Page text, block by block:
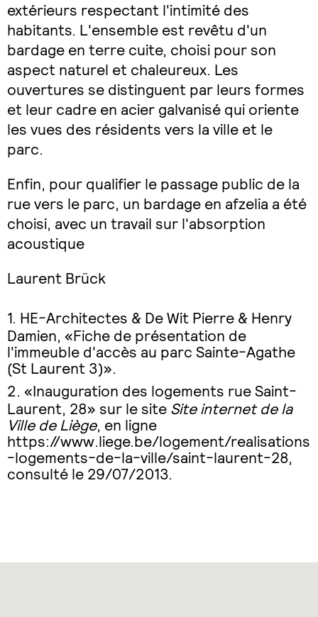
extérieurs respectant l'intimité des
habitants. L'ensemble est revêtu d'un
bardage en terre cuite, choisi pour son
aspect naturel et chaleureux. Les
ouvertures se distinguent par leurs formes
et leur cadre en acier galvanisé qui oriente
les vues des résidents vers la ville et le
parc.
Enfin, pour qualifier le passage public de la
rue vers le parc, un bardage en afzelia a été
choisi, avec un travail sur l'absorption
acoustique
Laurent Brück
HE-Architectes & De Wit Pierre & Henry
Damien, «Fiche de présentation de
l'immeuble d'accès au parc Sainte-Agathe
(St Laurent 3)».
«Inauguration des logements rue Saint-
Laurent, 28» sur le site Site internet de la
Ville de Liège, en ligne
https://www.liege.be/logement/realisations
-logements-de-la-ville/saint-laurent-28,
consulté le 29/07/2013.